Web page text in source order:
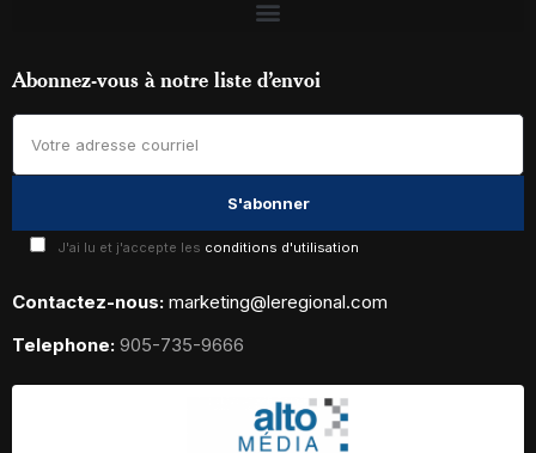
Abonnez-vous à notre liste d’envoi
J'ai lu et j'accepte les conditions d'utilisation
Contactez-nous: marketing@leregional.com
Telephone: 905-735-9666